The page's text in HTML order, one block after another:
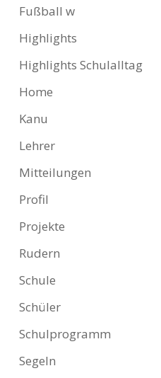
Fußball w
Highlights
Highlights Schulalltag
Home
Kanu
Lehrer
Mitteilungen
Profil
Projekte
Rudern
Schule
Schüler
Schulprogramm
Segeln